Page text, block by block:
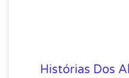
Histórias Dos